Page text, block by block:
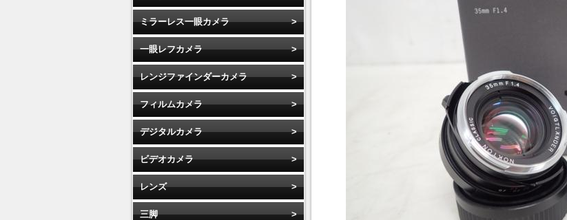
ミラーレス一眼カメラ
一眼レフカメラ
レンジファインダーカメラ
フィルムカメラ
デジタルカメラ
ビデオカメラ
レンズ
三脚